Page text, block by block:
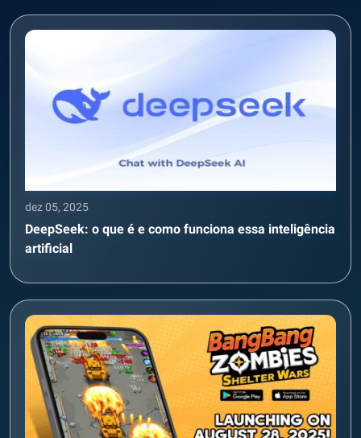
dez 05, 2025
DeepSeek: o que é e como funciona essa inteligência
artificial